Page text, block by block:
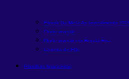
Ebook Da Meta Ao Investimento
Onde investir
Onde investir em Renda Fixa
Carteira de FIIs
Planilhas financeiras